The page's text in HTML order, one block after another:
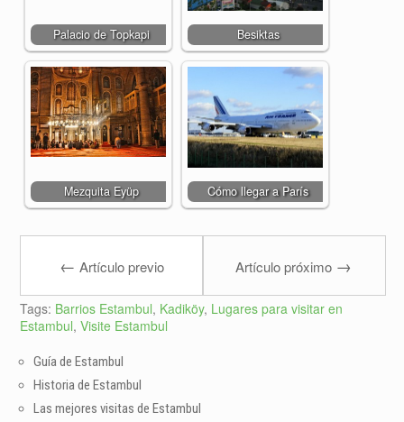
Palacio de Topkapi Besiktas
Mezquita Eyüp Cómo llegar a París
← Artículo previo Artículo próximo →
Tags: Barrios Estambul, Kadiköy, Lugares para visitar en
Estambul,Visite Estambul
Guía de Estambul
Historia de Estambul
Las mejores visitas de Estambul